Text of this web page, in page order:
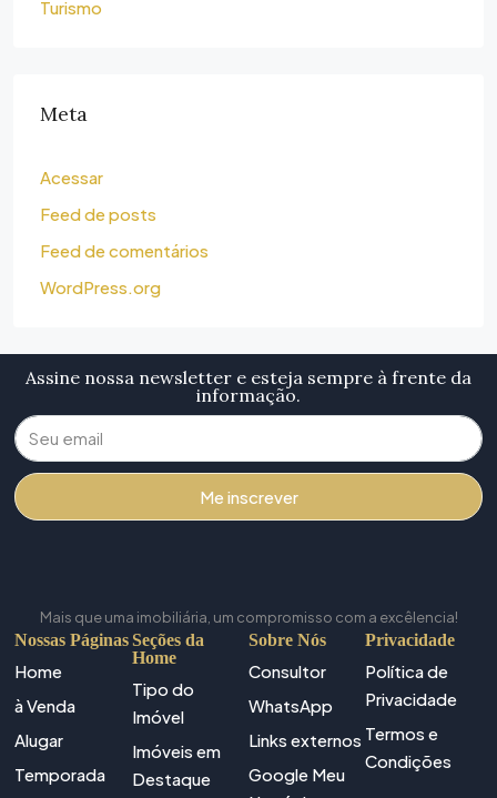
Turismo
Meta
Acessar
Feed de posts
Feed de comentários
WordPress.org
Assine nossa newsletter e esteja sempre à frente da
informação.
Me inscrever
Mais que uma imobiliária, um compromisso com a excêlencia!
Nossas Páginas
Home
à Venda
Alugar
Temporada
Seções da
Home
Tipo do
Imóvel
Imóveis em
Destaque
Sobre Nós
Consultor
WhatsApp
Links externos
Google Meu
Privacidade
Política de
Privacidade
Termos e
Condições